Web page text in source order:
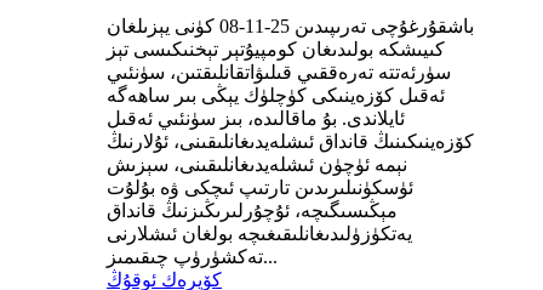
باشقۇرغۇچى تەرىپىدىن 25-11-08 كۈنى يېزىلغان
كىيىشكە بولىدىغان كومپيۇتېر تېخنىكىسى تېز
سۈرئەتتە تەرەققىي قىلىۋاتقانلىقتىن، سۈنئىي
ئەقىل كۆزەينىكى كۈچلۈك يېڭى بىر ساھەگە
ئايلاندى. بۇ ماقالىدە، بىز سۈنئىي ئەقىل
كۆزەينىكىنىڭ قانداق ئىشلەيدىغانلىقىنى، ئۇلارنىڭ
نېمە ئۈچۈن ئىشلەيدىغانلىقىنى، سېزىش
ئۈسكۈنىلىرىدىن تارتىپ ئىچكى ۋە بۇلۇت
مېڭىسىگىچە، ئۇچۇرلىرىڭىزنىڭ قانداق
يەتكۈزۈلىدىغانلىقىغىچە بولغان ئىشلارنى
تەكشۈرۈپ چىقىمىز...
كۆپرەك ئوقۇڭ